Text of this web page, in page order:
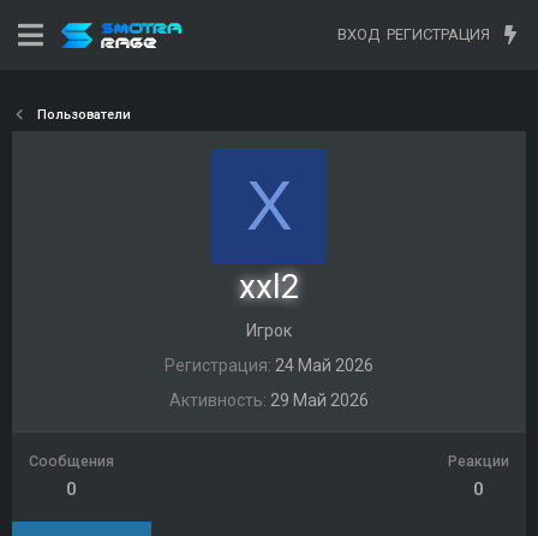
ВХОД РЕГИСТРАЦИЯ
Пользователи
X
xxl2
Игрок
Регистрация 24 Май 2026
Активность 29 Май 2026
Сообщения
0
Реакции
0